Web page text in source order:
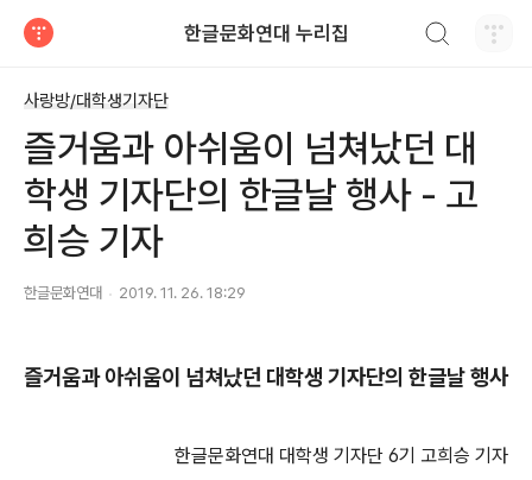
한글문화연대 누리집
사랑방/대학생기자단
즐거움과 아쉬움이 넘쳐났던 대
학생 기자단의 한글날 행사 - 고
희승 기자
한글문화연대 2019. 11. 26. 18:29
즐거움과 아쉬움이 넘쳐났던 대학생 기자단의 한글날 행사
한글문화연대 대학생 기자단 6기 고희승 기자